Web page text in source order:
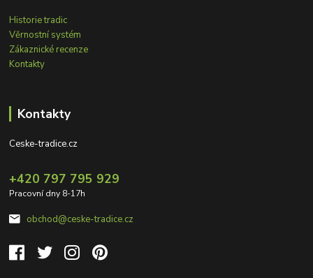
Historie tradic
Věrnostní systém
Zákaznické recenze
Kontakty
Kontakty
Ceske-tradice.cz
+420 797 795 929
Pracovní dny 8-17h
obchod@ceske-tradice.cz